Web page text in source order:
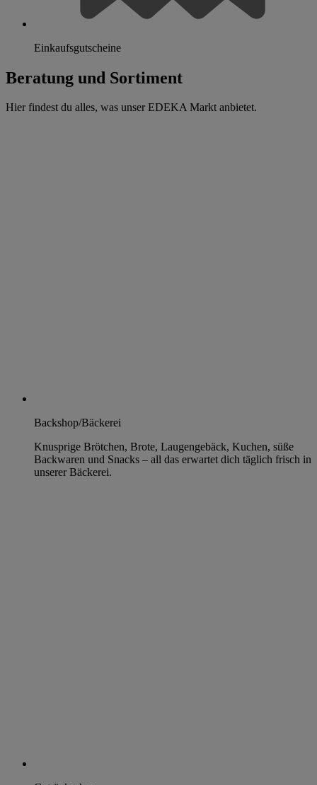
Einkaufsgutscheine
Beratung und Sortiment
Hier findest du alles, was unser EDEKA Markt anbietet.
Backshop/Bäckerei
Knusprige Brötchen, Brote, Laugengebäck, Kuchen, süße
Backwaren und Snacks – all das erwartet dich täglich frisch in
unserer Bäckerei.